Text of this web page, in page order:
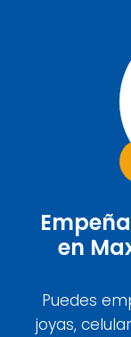
en
Puedes
joyas,